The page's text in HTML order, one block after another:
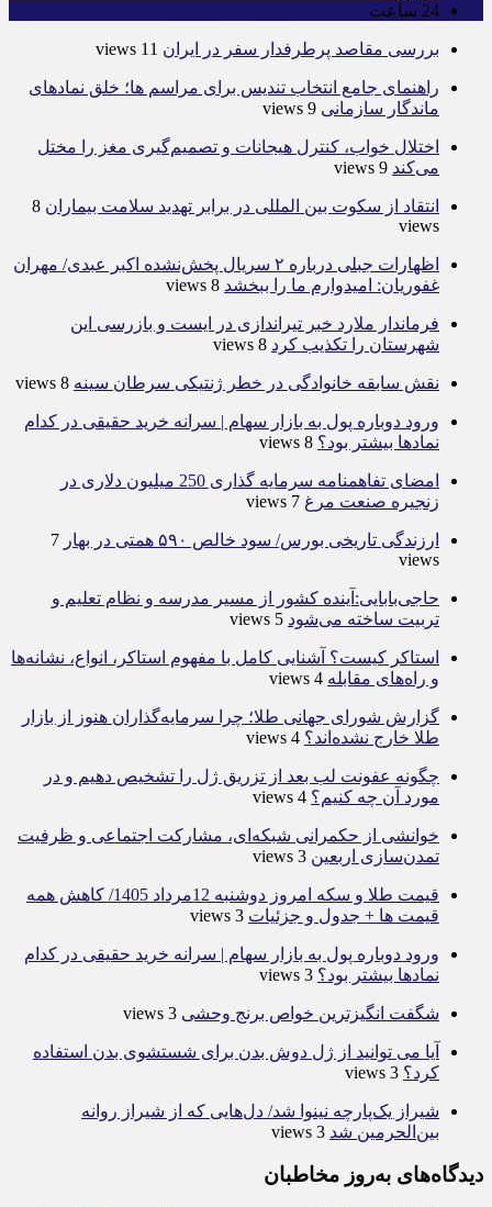
24 ساعت
بررسی مقاصد پرطرفدار سفر در ایران 11 views
راهنمای جامع انتخاب تندیس برای مراسم ها؛ خلق نمادهای
ماندگار سازمانی 9 views
اختلال خواب، کنترل هیجانات و تصمیم‌گیری مغز را مختل
می‌کند 9 views
انتقاد از سکوت بین المللی در برابر تهدید سلامت بیماران 8
views
اظهارات جبلی درباره ۲ سریال پخش‌نشده اکبر عبدی/ مهران
غفوریان: امیدوارم ما را ببخشد 8 views
فرماندار ملارد خبر تیراندازی در ایست و بازرسی این
شهرستان را تکذیب کرد 8 views
نقش سابقه خانوادگی در خطر ژنتیکی سرطان سینه 8 views
ورود دوباره پول به بازار سهام | سرانه خرید حقیقی در کدام
نماد‌ها بیشتر بود؟ 8 views
امضای تفاهمنامه سرمایه گذاری 250 میلیون دلاری در
زنجیره صنعت مرغ 7 views
ارزندگی تاریخی بورس/ سود خالص ۵۹۰ همتی در بهار
7
views
حاجی‌بابایی:آینده کشور از مسیر مدرسه و نظام تعلیم و
تربیت ساخته می‌شود 5 views
استاکر کیست؟ آشنایی کامل با مفهوم استاکر، انواع، نشانه‌ها
و راه‌های مقابله 4 views
گزارش شورای جهانی طلا؛ چرا سرمایه‌گذاران هنوز از بازار
طلا خارج نشده‌اند؟ 4 views
چگونه عفونت لب بعد از تزریق ژل را تشخیص دهیم و در
مورد آن چه کنیم؟ 4 views
خوانشی از حکمرانی شبکه‌ای، مشارکت اجتماعی و ظرفیت
تمدن‌سازی اربعین 3 views
قیمت طلا و سکه امروز دوشنبه 12مرداد 1405/ کاهش همه
قیمت ها + جدول و جزئیات 3 views
ورود دوباره پول به بازار سهام | سرانه خرید حقیقی در کدام
نماد‌ها بیشتر بود؟ 3 views
شگفت انگیزترین خواص برنج وحشی 3 views
آیا می توانید از ژل دوش بدن برای شستشوی بدن استفاده
کرد؟ 3 views
شیراز یک‌پارچه نینوا شد/ دل‌هایی که از شیراز روانه
بین‌الحرمین شد 3 views
دیدگاه‌های به‌روز مخاطبان